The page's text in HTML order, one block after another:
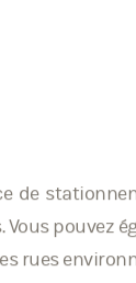
de
pouvez
rues